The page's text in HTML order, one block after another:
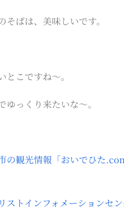
そばは、美味しいです。
とこですね～。
ゆっくり来たいな～。
の観光情報「おいでひた
ストインフォメーションセ